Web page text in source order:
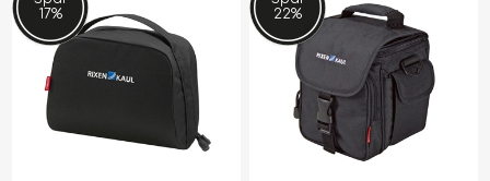
17%
22%